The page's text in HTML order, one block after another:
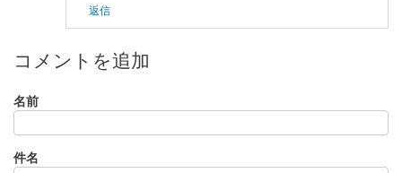
返信
コメントを追加
名前
件名